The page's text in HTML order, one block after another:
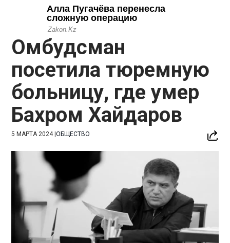
Омбудсман
посетила тюремную
больницу, где умер
Бахром Хайдаров
5 МАРТА 2024|ОБЩЕСТВО